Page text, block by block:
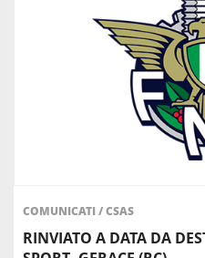
COMUNICATI/CSAS
RINVIATO A DATA DA